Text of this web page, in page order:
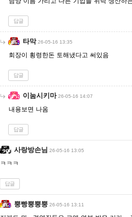
답글
타막 26-05-16 13:35
회장이 횡령한돈 토해냈다고 써있음
답글
이눔시키마 26-05-16 14:07
내용보면 나옴
답글
사랑방손님 26-05-16 13:05
ㅋㅋㅋ
답글
뿡빵뿡뿡뿡 26-05-16 13:11